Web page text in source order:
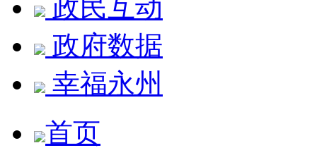
政民互动
政府数据
幸福永州
首页